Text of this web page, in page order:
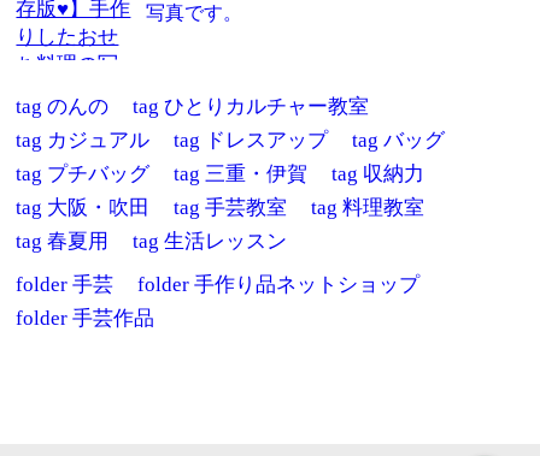
写真です。
tagのんの tagひとりカルチャー教室
tag カジュアル tag ドレスアップ tagバッグ
tag プチバッグ tag三重・伊賀 tag 収納力
tag 大阪・吹田 tag手芸教室 tag料理教室
tag春夏用 tag生活レッスン
folder手芸 folder手作り品ネットショップ
folder手芸作品